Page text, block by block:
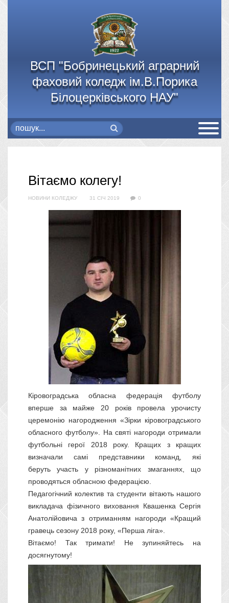
ВСП "Бобринецький аграрний
фаховий коледж ім.В.Порика
Білоцерківського НАУ"
Вітаємо колегу!
НОВИНИ КОЛЕДЖУ 31 СІЧ 2019 0
Кіровоградська обласна федерація футболу
вперше за майже 20 років провелаурочисту
церемонію нагородження «Зірки кіровоградського
обласного футболу». Насвяті нагородиотримали
футбольні
герої 2018 року. Кращих з кращих
визначали самі представники команд, які
берутьучасть у різноманітних змаганнях, що
проводяться обласною федерацією
Педагогічний колектив та студенти вітають нашого
викладача фізичного виховання Квашенка Сергія
Анатолійовича з отриманням нагороди «Кращий
гравець сезону 2018 року, «Перша ліга»
Вітаємо! Так тримати! Не зупиняйтесь на
досягнутому!